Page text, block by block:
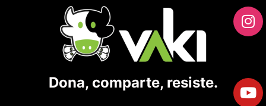
Dona, comparte, resiste.